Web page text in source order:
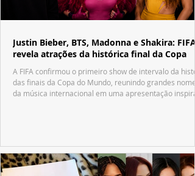
Justin Bieber, BTS, Madonna e Shakira: FIFA
revela atrações da histórica final da Copa
A FIFA confirmou o primeiro show de intervalo da
das finais da Copa do Mundo, reunindo grandes nomes
da música internacional em uma apresentação